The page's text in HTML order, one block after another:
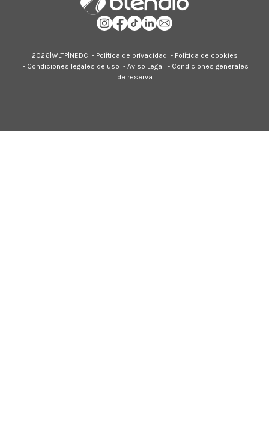
2026| WLTP| NEDC - Política de privacidad - Política de cookies
- Condiciones legales de uso - Aviso Legal - Condiciones generales
de reserva